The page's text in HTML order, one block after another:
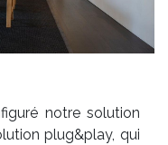
notre solution
plug&play, qui